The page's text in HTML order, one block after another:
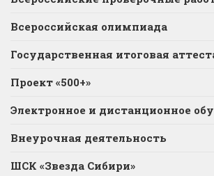
Всероссийская олимпиада
Государственная итоговая
Проект «500+»
Электронное и дистанционное
Внеурочная деятельность
ШСК «Звезда Сибири»